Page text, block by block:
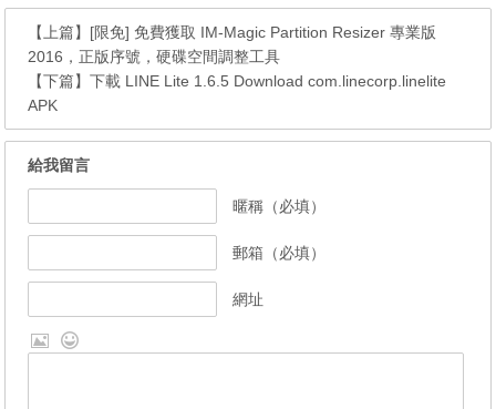
【上篇】 [限免] 免費獲取 IM-Magic Partition Resizer 專業版
2016，正版序號，硬碟空間調整工具
【下篇】下載 LINE Lite 1.6.5 Download com.linecorp.linelite
APK
給我留言
暱稱（必填）
郵箱（必填）
網址